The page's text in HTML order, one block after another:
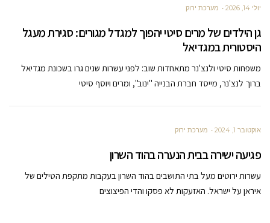
יולי 14, 2026 מערכת ירוק
גן הילדים של מרים סיטי יהפוך למגדל מגורים: סגירת מעגל
היסטורית במגדיאל
משפחות סיטי ולנצ'נר מתאחדות שוב: לפני עשרות שנים גרו בשכונת מגדיאל
ברוך לנצ'נר, מייסד חברת הבנייה "ינוב", ומרים ויוסף סיטי
אוקטובר 1, 2024 מערכת ירוק
פגיעה ישירה בבית הנערה בהוד השרון
עשרות ירוטים מעל בתי התושבים בהוד השרון בעקבות מתקפת הטילים של
איראן על ישראל. האזעקות לא פסקו והדי הפיצוצים